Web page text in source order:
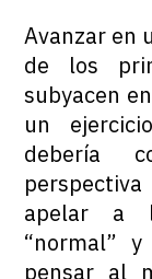
Avanzar en
de los
subyacen
un
debería
apelar a
“normal”
pensar al